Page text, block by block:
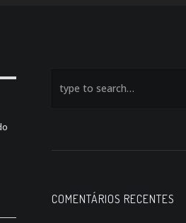
COMENTÁRIOS RECENTES